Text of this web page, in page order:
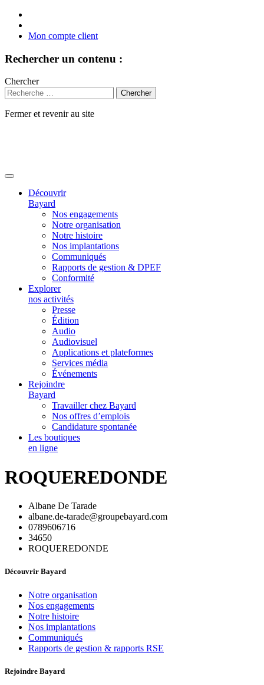
Mon compte client
Rechercher un contenu :
Chercher
Fermer et revenir au site
Découvrir
Bayard
Nos engagements
Notre organisation
Notre histoire
Nos implantations
Communiqués
Rapports de gestion & DPEF
Conformité
Explorer
nos activités
Presse
Édition
Audio
Audiovisuel
Applications et plateformes
Services média
Événements
Rejoindre
Bayard
Travailler chez Bayard
Nos offres d’emplois
Candidature spontanée
Les boutiques
en ligne
ROQUEREDONDE
Albane De Tarade
albane.de-tarade@groupebayard.com
0789606716
34650
ROQUEREDONDE
Découvrir Bayard
Notre organisation
Nos engagements
Notre histoire
Nos implantations
Communiqués
Rapports de gestion & rapports RSE
Rejoindre Bayard